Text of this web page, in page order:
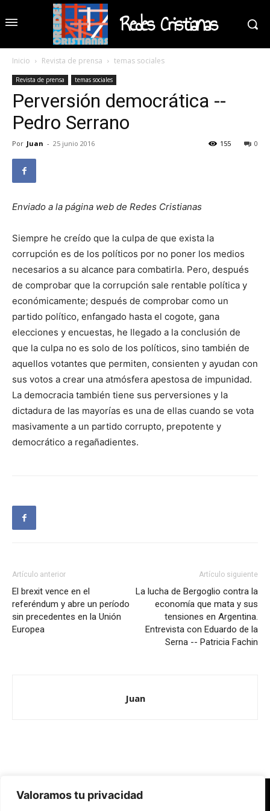
Valoramos tu privacidad
Redes Cristianas
Inicio Revista de prensa temas sociales
Revista de prensa temas sociales
Perversión democrática --
Pedro Serrano
Por Juan - 25 junio 2016 0
155
Enviado a la página web de Redes Cristianas
Siempre he creído que la culpa de que exista la
corrupción es de los políticos por no poner los medios
necesarios a su alcance para combatirla. Pero, después
de comprobar que la corrupción sale rentable política y
económicamente; después de comprobar como un
partido político, enfangado hasta el cogote, gana
elecciones y encuestas, he llegado a la conclusión de
que la culpa no es solo de los políticos, sino también de
aquellos votantes que permiten, consienten y ayudan con
sus votos a crear una atmósfera apestosa de impunidad.
La democracia también tiene sus perversiones y la
dictadura de las mayorías es una de ellas cuando se vota
masivamente a un partido corrupto, prepotente y
democrático a regañadientes.
Artículo anterior
El brexit vence en el
referéndum y abre un período
sin precedentes en la Unión
Europea
Artículo siguiente
La lucha de Bergoglio contra la
economía que mata y sus
tensiones en Argentina.
Entrevista con Eduardo de la
Serna -- Patricia Fachin
Juan
Redes Cristianas